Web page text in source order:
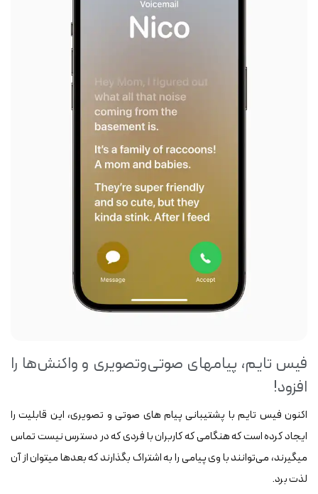
فیس تایم، پیام‎های صوتی‌وتصویری و واکنش‌‎ها را
افزود!
اکنون فیس تایم با پشتیبانی پیام‎ های صوتی و تصویری، این قابلیت را
ایجاد کرده است که هنگامی که کاربران با فردی که در دسترس نیست تماس
می‎گیرند، می‌توانند با وی پیامی را به اشتراک‌ بگذارند که بعدها می‎توان از آن
لذت برد.